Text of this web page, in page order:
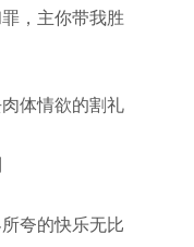
，主你带我胜
体情欲的割礼
夸的快乐无比